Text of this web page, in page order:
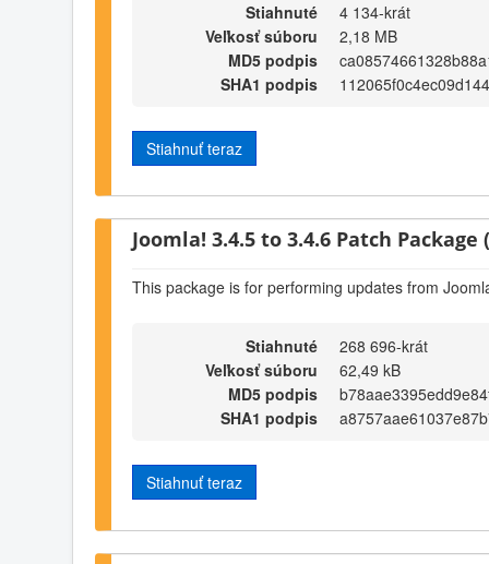
Stiahnuté
4 134-krát
Veľkosť súboru
2,18 MB
MD5 podpis
SHA1 podpis
Stiahnuť teraz
Joomla! 3.4.5 to 3.4.6 Patch Package
This package is for performing updates from
Stiahnuté
268 696-krát
Veľkosť súboru
62,49 kB
MD5 podpis
SHA1 podpis
Stiahnuť teraz